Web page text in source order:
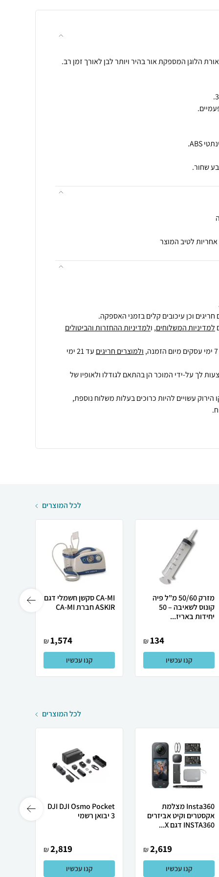
שחור.
וכן עיכובים קלים בזמני האספקה.
למדיניות המשלוחים, ולמדיניות ההחזרות והביטולים
ולמוצרים חריגים עד 21 ימי
לך על-ידי המוכר הן בהתאם לגודלו ולאופיו של
הירוק עשויים להיות כרוכים בעלות משלוח נוספת,
לכל המוצרים
מזרק 50/60 מ"ל פיה
קונוס לשאיבה – 50
יחידות באריז...
134
₪
קנו עכשיו
CA-MI סקשן חשמלי דגם
ASKIR חברת CA-MI
1,574
₪
קנו עכשיו
לכל המוצרים
Insta360 מצלמת
אקסטרים וקיט אביזרים
INSTA360 דגם X...
2,619
₪
קנו עכשיו
DJI DJI Osmo Pocket
3 יבואן רשמי
2,819
₪
קנו עכשיו